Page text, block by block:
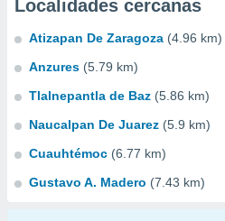
Localidades cercanas
Atizapan De Zaragoza (4.96 km)
Anzures (5.79 km)
Tlalnepantla de Baz (5.86 km)
Naucalpan De Juarez (5.9 km)
Cuauhtémoc (6.77 km)
Gustavo A. Madero (7.43 km)